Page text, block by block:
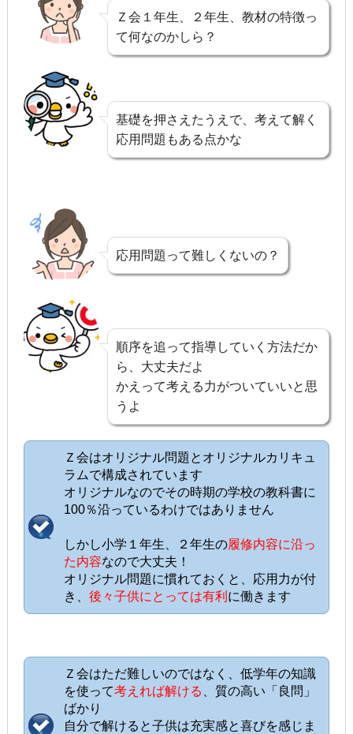
Ｚ会１年生、２年生、教材の特徴っ
て何なのかしら？
基礎を押さえたうえで、考えて解く
応用問題もある点かな
応用問題って難しくないの？
順序を追って指導していく方法だか
ら、大丈夫だよ
かえって考える力がついていいと思
うよ
Ｚ会はオリジナル問題とオリジナルカリキュ
ラムで構成されています
オリジナルなのでその時期の学校の教科書に
100％沿っているわけではありません
しかし小学１年生、２年生の履修内容に沿っ
た内容なので大丈夫！
オリジナル問題に慣れておくと、応用力が付
き、 後々子供にとっては有利 に働きます
Ｚ会はただ難しいのではなく、低学年の知識
を使って考えれば解ける
、質の高い「良問」
ばかり
自分で解けると子供は充実感と喜びを感じま